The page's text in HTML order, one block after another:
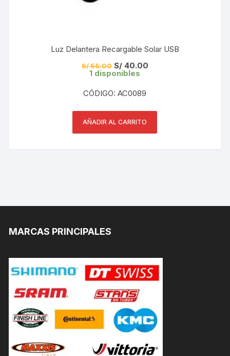
Luz Delantera Recargable Solar USB
S/55.00 El
precio
S/ 55.00.
S/40.00El
1 disponibles
CÓDIGO: AC0089
AÑADIR AL CARRITO
MARCAS PRINCIPALES